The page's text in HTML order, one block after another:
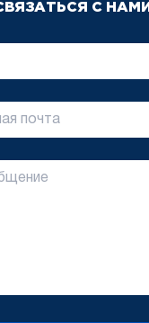
С НАМИ